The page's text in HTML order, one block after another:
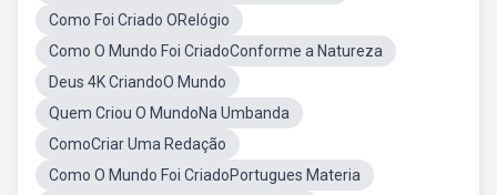
Como Foi Criado ORelógio
Como O Mundo Foi CriadoConforme a Natureza
Deus 4K CriandoO Mundo
Quem Criou O MundoNa Umbanda
ComoCriar Uma Redação
Como O Mundo Foi CriadoPortugues Materia